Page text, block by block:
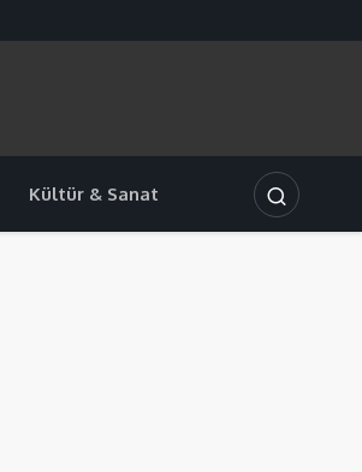
Kültür & Sanat